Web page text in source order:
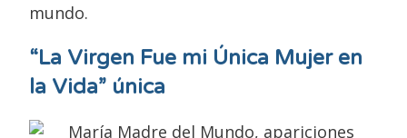
mundo.
“La Virgen Fue mi Única Mujer en
la Vida” única